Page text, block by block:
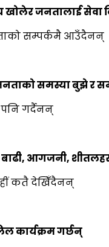
खोलेर जनतालाई सेवा
सम्पर्कमै आउँदैनन्
समस्या बुझे र
गर्दैनन्
बाढी, आगजनी,
कतै देखिँदैनन्
कार्यक्रम गर्छन्